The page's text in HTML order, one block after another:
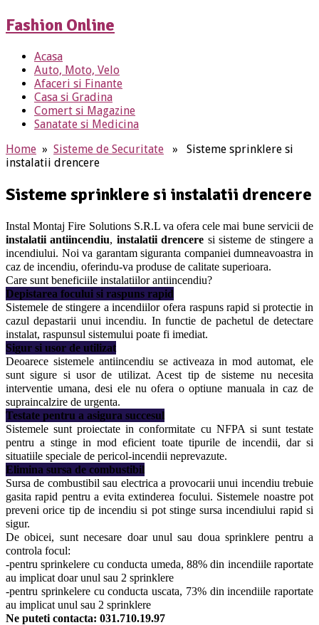
Fashion Online
Acasa
Auto, Moto, Velo
Afaceri si Finante
Casa si Gradina
Comert si Magazine
Sanatate si Medicina
Home » Sisteme de Securitate » Sisteme sprinklere si
instalatii drencere
Sisteme sprinklere si instalatii drencere
Instal Montaj Fire Solutions S.R.L va ofera cele mai bune servicii de
instalatii antiincendiu, instalatii drencere si sisteme de stingere a
incendiului. Noi va garantam siguranta companiei dumneavoastra in
caz de incendiu, oferindu-va produse de calitate superioara.
Care sunt beneficiile instalatiilor antiincendiu?
Depistarea focului si raspuns rapid
Sistemele de stingere a incendiilor ofera raspuns rapid si protectie in
cazul depastarii unui incendiu. In functie de pachetul de detectare
instalat, raspunsul sistemului poate fi imediat.
Sigur si usor de utilizat
Deoarece sistemele antiincendiu se activeaza in mod automat, ele
sunt sigure si usor de utilizat. Acest tip de sisteme nu necesita
interventie umana, desi ele nu ofera o optiune manuala in caz de
supraincalzire de urgenta.
Testate pentru a asigura succesul
Sistemele sunt proiectate in conformitate cu NFPA si sunt testate
pentru a stinge in mod eficient toate tipurile de incendii, dar si
situatiile speciale de pericol-incendii neprevazute.
Elimina sursa de combustibil
Sursa de combustibil sau electrica a provocarii unui incendiu trebuie
gasita rapid pentru a evita extinderea focului. Sistemele noastre pot
preveni orice tip de incendiu si pot stinge sursa incendiului rapid si
sigur.
De obicei, sunt necesare doar unul sau doua sprinklere pentru a
controla focul:
-pentru sprinkelere cu conducta umeda, 88% din incendiile raportate
au implicat doar unul sau 2 sprinklere
-pentru sprinkelere cu conducta uscata, 73% din incendiile raportate
au implicat unul sau 2 sprinklere
Ne puteti contacta: 031.710.19.97